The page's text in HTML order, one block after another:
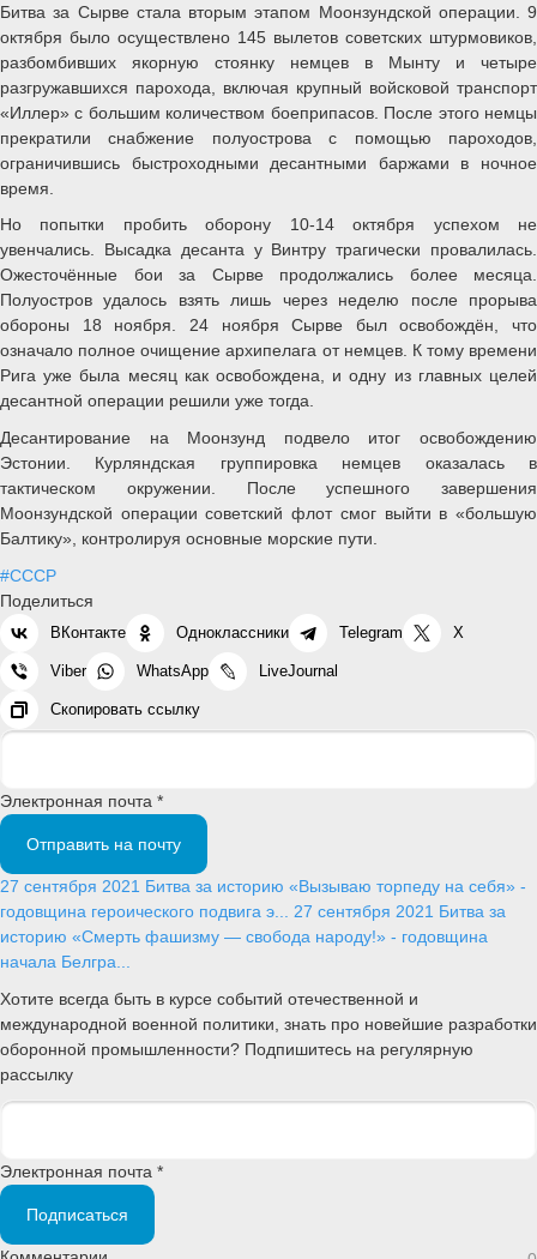
Битва за Сырве стала вторым этапом Моонзундской операции. 9
октября было осуществлено 145 вылетов советских штурмовиков,
разбомбивших якорную стоянку немцев в Мынту и четыре
разгружавшихся парохода, включая крупный войсковой транспорт
«Иллер» с большим количеством боеприпасов. После этого немцы
прекратили снабжение полуострова с помощью пароходов,
ограничившись быстроходными десантными баржами в ночное
время.
Но попытки пробить оборону 10-14 октября успехом не
увенчались. Высадка десанта у Винтру трагически провалилась.
Ожесточённые бои за Сырве продолжались более месяца.
Полуостров удалось взять лишь через неделю после прорыва
обороны 18 ноября. 24 ноября Сырве был освобождён, что
означало полное очищение архипелага от немцев. К тому времени
Рига уже была месяц как освобождена, и одну из главных целей
десантной операции решили уже тогда.
Десантирование на Моонзунд подвело итог освобождению
Эстонии. Курляндская группировка немцев оказалась в
тактическом окружении. После успешного завершения
Моонзундской операции советский флот смог выйти в «большую
Балтику», контролируя основные морские пути.
#СССР
Поделиться
ВКонтакте Одноклассники Telegram X
Viber WhatsApp LiveJournal
Скопировать ссылку
Электронная почта *
Отправить на почту
27 сентября 2021 Битва за историю «Вызываю торпеду на себя» -
годовщина героического подвига э... 27 сентября 2021 Битва за
историю «Смерть фашизму — свобода народу!» - годовщина
начала Белгра...
Хотите всегда быть в курсе событий отечественной и
международной военной политики, знать про новейшие разработки
оборонной промышленности? Подпишитесь на регулярную
рассылку
Электронная почта *
Подписаться